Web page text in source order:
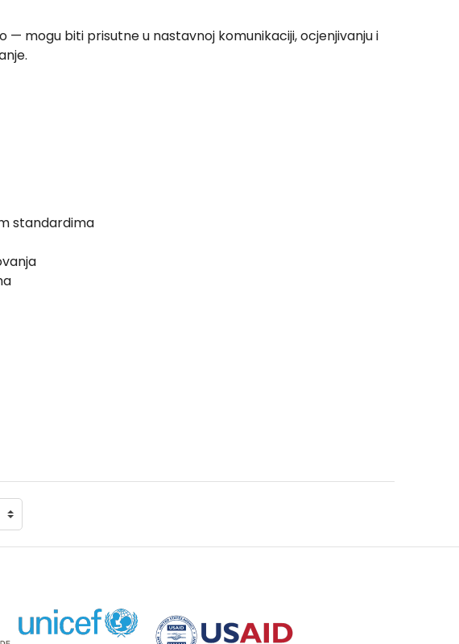
mogu biti prisutne u nastavnoj komunikaciji, ocjenjivanju i
standardima